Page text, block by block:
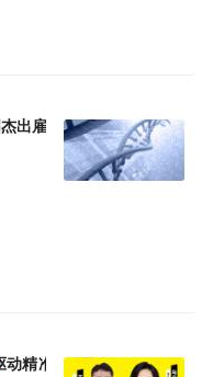
出雇主
动精准医疗发展